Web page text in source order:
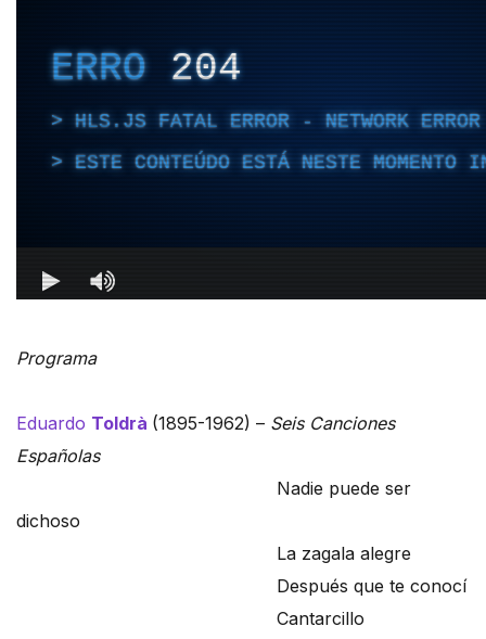
Programa
Eduardo Toldrà (1895-1962) – Seis Canciones
Españolas
Nadie puede ser
dichoso
La zagala alegre
Después que te conocí
Cantarcillo